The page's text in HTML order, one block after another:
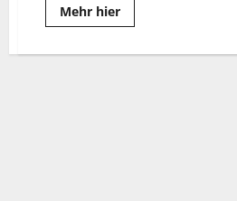
Mehr hierRead
more
Der